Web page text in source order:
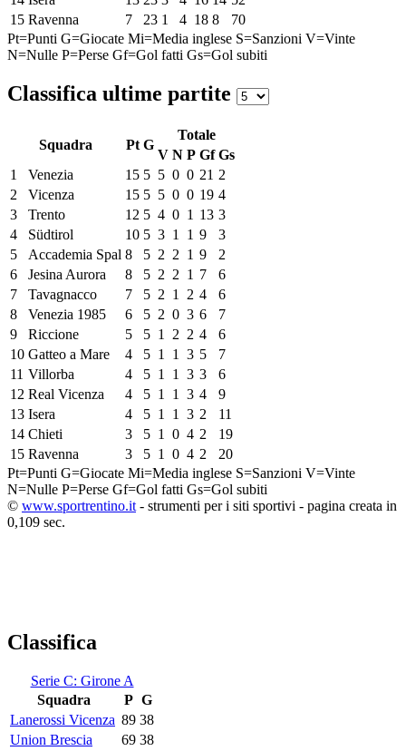
15 Ravenna 7 23 1 4 18 8
70
Pt=Punti G=Giocate Mi=Media inglese S=Sanzioni V=Vinte
N=Nulle P=Perse Gf=Gol fatti Gs=Gol subiti
Classifica ultime partite
Squadra Pt G
Totale
V N P Gf Gs
1
Venezia 15 5 5 0 0 21 2
2
Vicenza 15 5 5 0 0 19 4
3
Trento 12 5 4 0 1 13 3
4
Südtirol 10 5 3 1 1 9
3
5
Accademia Spal 8 5 2 2 1 9
2
6
Jesina Aurora 8 5 2 2 1 7
6
7
Tavagnacco 7 5 2 1 2 4
6
8
Venezia 1985 6 5 2 0 3 6
7
9
Riccione 5 5 1 2 2 4
6
10 Gatteo a Mare 4 5 1 1 3 5
7
11 Villorba 4 5 1 1 3 3
6
12 Real Vicenza 4 5 1 1 3 4
9
13 Isera 4 5 1 1 3 2
11
14 Chieti 3 5 1 0 4 2
19
15 Ravenna 3 5 1 0 4 2
20
Pt=Punti G=Giocate Mi=Media inglese S=Sanzioni V=Vinte
N=Nulle P=Perse Gf=Gol fatti Gs=Gol subiti
© www.sportrentino.it - strumenti per i siti sportivi - pagina creata in
0,109 sec.
Classifica
Serie C: Girone A
Squadra
P G
Lanerossi Vicenza 89 38
Union Brescia
69 38